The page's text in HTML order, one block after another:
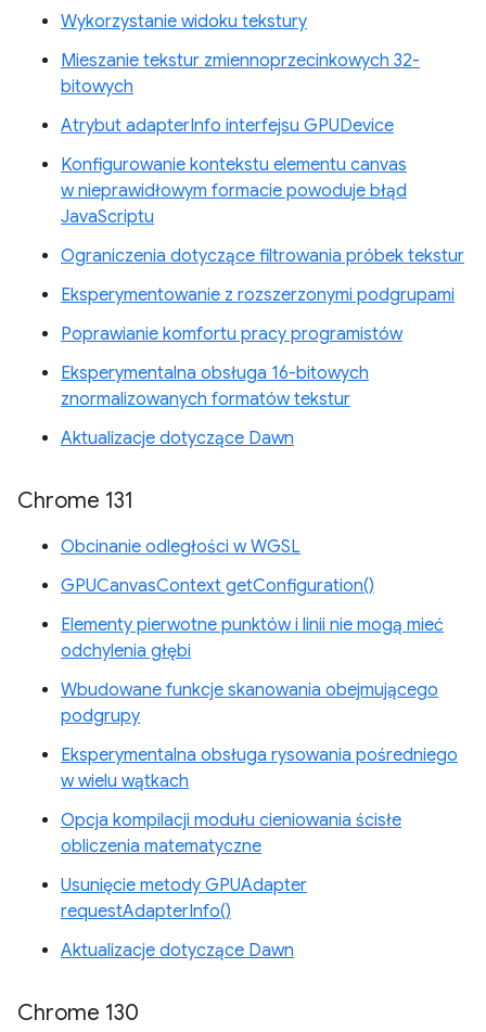
Wykorzystanie widoku tekstury
Mieszanie tekstur zmiennoprzecinkowych 32-
bitowych
Atrybut adapterInfo interfejsu GPUDevice
Konfigurowanie kontekstu elementu canvas
w nieprawidłowym formacie powoduje błąd
JavaScriptu
Ograniczenia dotyczące filtrowania próbek tekstur
Eksperymentowanie z rozszerzonymi podgrupami
Poprawianie komfortu pracy programistów
Eksperymentalna obsługa 16-bitowych
znormalizowanych formatów tekstur
Aktualizacje dotyczące Dawn
Chrome 131
Obcinanie odległości w WGSL
GPUCanvasContext getConfiguration()
Elementy pierwotne punktów i linii nie mogą mieć
odchylenia głębi
Wbudowane funkcje skanowania obejmującego
podgrupy
Eksperymentalna obsługa rysowania pośredniego
w wielu wątkach
Opcja kompilacji modułu cieniowania ścisłe
obliczenia matematyczne
Usunięcie metody GPUAdapter
requestAdapterInfo()
Aktualizacje dotyczące Dawn
Chrome 130